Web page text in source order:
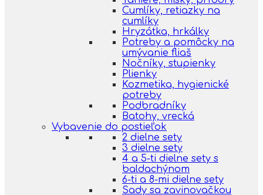
Cumlíky, retiazky na
cumlíky
Hryzátka, hrkálky
Potreby a pomôcky na
umývanie fliaš
Nočníky, stupienky
Plienky
Kozmetika, hygienické
potreby
Podbradníky
Batohy, vrecká
Vybavenie do postieľok
2 dielne sety
3 dielne sety
4 a 5-ti dielne sety s
baldachýnom
6-ti a 8-mi dielne sety
Sady sa zavinovačkou